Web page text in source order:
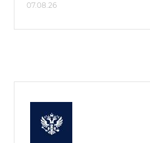
07.08.26